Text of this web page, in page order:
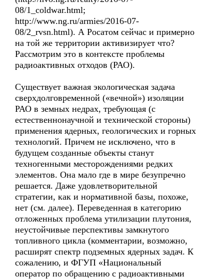
08/1_coldwar.html;
http://www.ng.ru/armies/2016-07-
08/2_rvsn.html). А Росатом сейчас и примерно
на той же территории активизирует что?
Рассмотрим это в контексте проблемы
радиоактивных отходов (РАО).
Существует важная экологическая задача
сверхдолговременной («вечной») изоляции
РАО в земных недрах, требующая (с
естественнонаучной и технической стороны)
применения ядерных, геологических и горных
технологий. Причем не исключено, что в
будущем созданные объекты станут
техногенными месторождениями редких
элементов. Она мало где в мире безупречно
решается. Даже удовлетворительной
стратегии, как и нормативной базы, похоже,
нет (см. далее). Переведенная в категорию
отложенных проблема утилизации плутония,
неустойчивые перспективы замкнутого
топливного цикла (комментарии, возможно,
расширят спектр подземных ядерных задач. К
сожалению, и ФГУП «Национальный
оператор по обращению с радиоактивными